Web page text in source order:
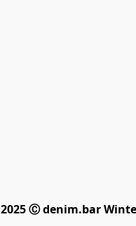
2025 Ⓒ denim.bar